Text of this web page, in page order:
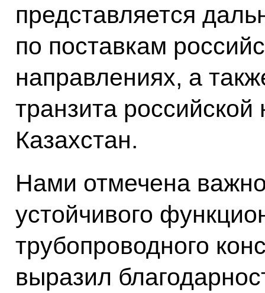
представляется
по поставкам
направлениях, а
транзита
Казахстан.
Нами отмечена
устойчивого
трубопроводного
выразил